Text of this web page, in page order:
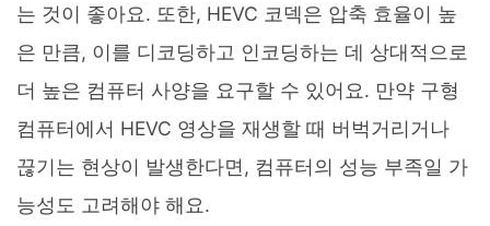
는 것이 좋아요. 또한, HEVC 코덱은 압축 효율이 높
은 만큼, 이를 디코딩하고 인코딩하는 데 상대적으로
더 높은 컴퓨터 사양을 요구할 수 있어요. 만약 구형
컴퓨터에서 HEVC 영상을 재생할 때 버벅거리거나
끊기는 현상이 발생한다면, 컴퓨터의 성능 부족일 가
능성도 고려해야 해요.